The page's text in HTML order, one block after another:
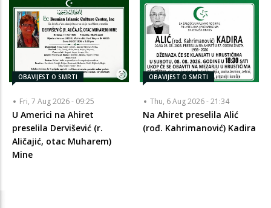
OBAVIJEST O SMRTI
Fri, 7 Aug 2026 - 09:25
U Americi na Ahiret
preselila Dervišević (r.
Aličajić, otac Muharem)
Mine
OBAVIJEST O SMRTI
Thu, 6 Aug 2026 - 21:34
Na Ahiret preselila Alić
(rođ. Kahrimanović) Kadira